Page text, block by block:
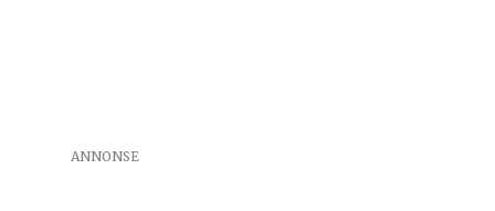
ANNONSE